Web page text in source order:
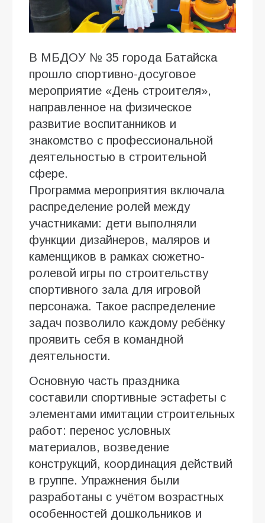
В МБДОУ № 35 города Батайска
прошло спортивно-досуговое
мероприятие «День строителя»,
направленное на физическое
развитие воспитанников и
знакомство с профессиональной
деятельностью в строительной
сфере.
Программа мероприятия включала
распределение ролей между
участниками: дети выполняли
функции дизайнеров, маляров и
каменщиков в рамках сюжетно-
ролевой игры по строительству
спортивного зала для игровой
персонажа. Такое распределение
задач позволило каждому ребёнку
проявить себя в командной
деятельности.
Основную часть праздника
составили спортивные эстафеты с
элементами имитации строительных
работ: перенос условных
материалов, возведение
конструкций, координация действий
в группе. Упражнения были
разработаны с учётом возрастных
особенностей дошкольников и